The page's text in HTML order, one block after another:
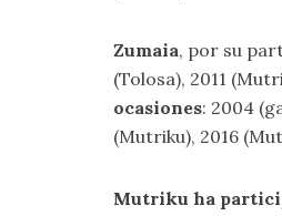
Zumaia, por su
(Tolosa), 2011
ocasiones: 2004
(Mutriku), 2016
Mutriku ha